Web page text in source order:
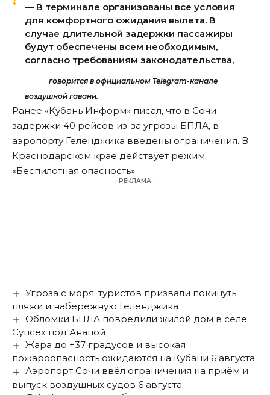
— В терминале организованы все условия
для комфортного ожидания вылета. В
случае длительной задержки пассажиры
будут обеспечены всем необходимым,
согласно требованиям законодательства,
говорится в официальном Telegram-канале
воздушной гавани.
Ранее «Кубань Информ» писал, что в Сочи
задержки 40 рейсов из-за угрозы БПЛА, в
аэропорту Геленджика введены ограничения. В
Краснодарском крае действует режим
«Беспилотная опасность».
- РЕКЛАМА -
Угроза с моря: туристов призвали покинуть
пляжи и набережную Геленджика
Обломки БПЛА повредили жилой дом в селе
Супсех под Анапой
Жара до +37 градусов и высокая
пожароопасность ожидаются на Кубани 6 августа
Аэропорт Сочи ввёл ограничения на приём и
выпуск воздушных судов 6 августа